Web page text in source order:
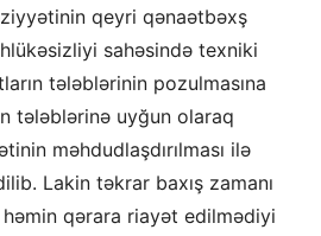
qeyri qənaətbəxş
sahəsində texniki
tələblərinin pozulmasına
tələblərinə uyğun olaraq
məhdudlaşdırılması ilə
Lakin təkrar baxış zamanı
qərara riayət edilmədiyi